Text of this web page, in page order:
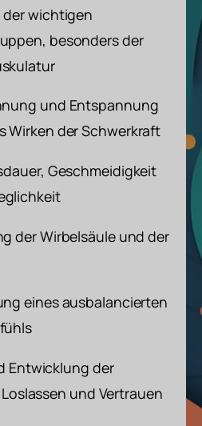
wichtigen
besonders der
und Entspannung
Wirken der Schwerkraft
Geschmeidigkeit
der Wirbelsäule und der
eines ausbalancierten
Entwicklung der
und Vertrauen